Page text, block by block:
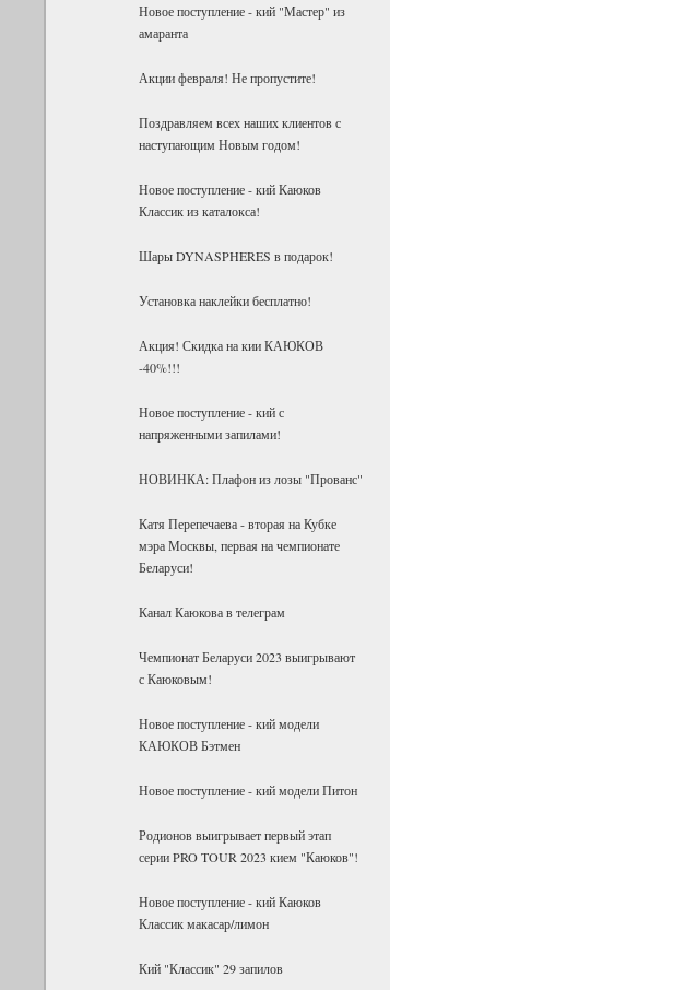
Новое поступление - кий "Мастер" из
амаранта
Акции февраля! Не пропустите!
Поздравляем всех наших клиентов с
наступающим Новым годом!
Новое поступление - кий Каюков
Классик из каталокса!
Шары DYNASPHERES в подарок!
Установка наклейки бесплатно!
Акция! Скидка на кии КАЮКОВ
-40%!!!
Новое поступление - кий с
напряженными запилами!
НОВИНКА: Плафон из лозы "Прованс"
Катя Перепечаева - вторая на Кубке
мэра Москвы, первая на чемпионате
Беларуси!
Канал Каюкова в телеграм
Чемпионат Беларуси 2023 выигрывают
с Каюковым!
Новое поступление - кий модели
КАЮКОВ Бэтмен
Новое поступление - кий модели Питон
Родионов выигрывает первый этап
серии PRO TOUR 2023 кием "Каюков"!
Новое поступление - кий Каюков
Классик макасар/лимон
Кий "Классик" 29 запилов